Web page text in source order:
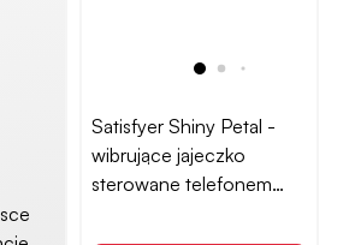
Satisfyer Shiny Petal -
wibrujące jajeczko
sterowane telefonem